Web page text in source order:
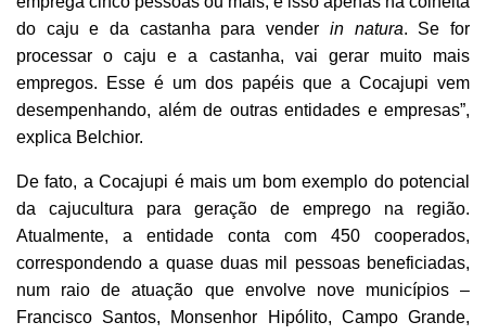
do caju e da castanha para vender in natura. Se for
processar o caju e a castanha, vai gerar muito mais
empregos. Esse é um dos papéis que a Cocajupi vem
desempenhando, além de outras entidades e empresas”,
explica Belchior.
De fato, a Cocajupi é mais um bom exemplo do potencial
da cajucultura para geração de emprego na região.
Atualmente, a entidade conta com 450 cooperados,
correspondendo a quase duas mil pessoas beneficiadas,
num raio de atuação que envolve nove municípios –
Francisco Santos, Monsenhor Hipólito, Campo Grande,